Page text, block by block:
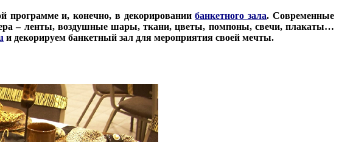
программе и, конечно, в декорированиибанкетного зала. Современные
– ленты, воздушные шары, ткани, цветы, помпоны, свечи, плакаты…
и декорируем банкетный зал для мероприятия своей мечты.